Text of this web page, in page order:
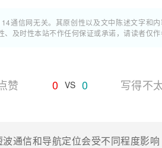
通信网无关。其原创性以及文中陈述文字和
及时性本站不作任何保证或承诺，请读者仅作
赞 0 VS 0 写得不
通信和导航定位会受不同程度影响